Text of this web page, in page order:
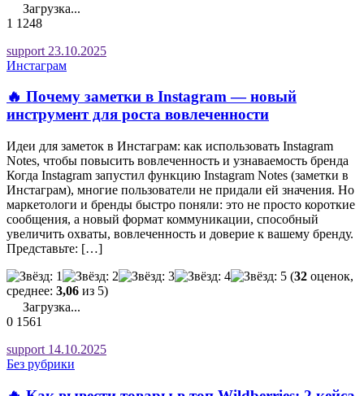
Загрузка...
1 1248
support 23.10.2025
Инстаграм
🔥 Почему заметки в Instagram — новый
инструмент для роста вовлеченности
Идеи для заметок в Инстаграм: как использовать Instagram
Notes, чтобы повысить вовлеченность и узнаваемость бренда
Когда Instagram запустил функцию Instagram Notes (заметки в
Инстаграм), многие пользователи не придали ей значения. Но
маркетологи и бренды быстро поняли: это не просто короткие
сообщения, а новый формат коммуникации, способный
увеличить охваты, вовлеченность и доверие к вашему бренду.
Представьте: […]
(32 оценок,
среднее: 3,06 из 5)
Загрузка...
0 1561
support 14.10.2025
Без рубрики